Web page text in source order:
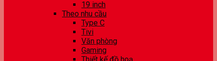
19 inch
Theo nhu cầu
Type C
Tivi
Văn phòng
Gaming